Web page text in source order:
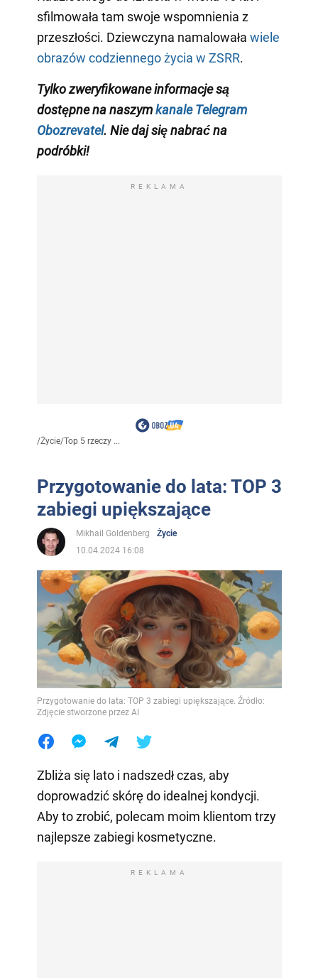
sfilmowała tam swoje wspomnienia z
przeszłości. Dziewczyna namalowała wiele
obrazów codziennego życia w ZSRR.
Tylko zweryfikowane informacje są
dostępne na naszymkanale Telegram
Obozrevatel. Nie daj się nabrać na
podróbki!
REKLAMA
/Życie/Top 5 rzeczy ...
Przygotowanie do lata: TOP 3
zabiegi upiększające
Mikhail Goldenberg
Życie
10.04.2024 16:08
Przygotowanie do lata: TOP 3 zabiegi upiększające. Źródło:
Zdjęcie stworzone przez AI
Zbliża się lato i nadszedł czas, aby
doprowadzić skórę do idealnej kondycji.
Aby to zrobić, polecam moim klientom trzy
najlepsze zabiegi kosmetyczne.
REKLAMA